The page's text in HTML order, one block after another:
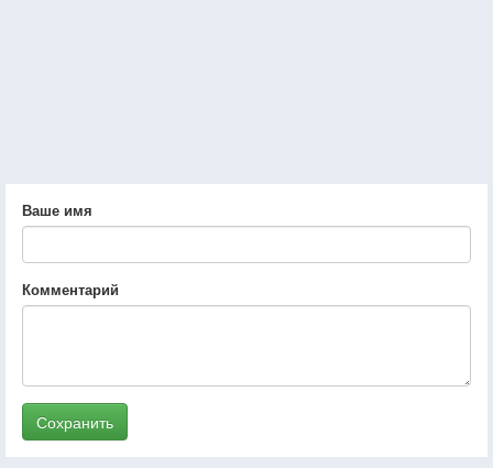
Ваше имя
Комментарий
Сохранить